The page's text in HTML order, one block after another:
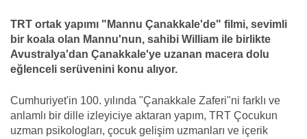
TRT ortak yapımı "Mannu Çanakkale'de" filmi, sevimli
bir koala olan Mannu'nun, sahibi William ile birlikte
Avustralya'dan Çanakkale'ye uzanan macera dolu
eğlenceli serüvenini konu alıyor.
Cumhuriyet'in 100. yılında "Çanakkale Zaferi"ni farklı ve
anlamlı bir dille izleyiciye aktaran yapım, TRT Çocukun
uzman psikologları, çocuk gelişim uzmanları ve içerik